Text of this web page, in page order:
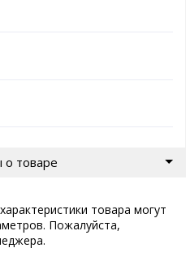
товаре
товара могут
Пожалуйста,